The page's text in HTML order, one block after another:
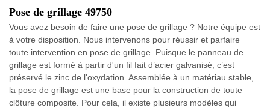
Pose de grillage 49750
Vous avez besoin de faire une pose de grillage ? Notre équipe est
à votre disposition. Nous intervenons pour réussir et parfaire
toute intervention en pose de grillage. Puisque le panneau de
grillage est formé à partir d'un fil fait d’acier galvanisé, c’est
préservé le zinc de l'oxydation. Assemblée à un matériau stable,
la pose de grillage est une base pour la construction de toute
clôture composite. Pour cela, il existe plusieurs modèles qui